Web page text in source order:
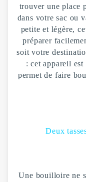
trouver une place
dans votre sac ou
petite et légère,
préparer
soit votre
: cet appareil
permet de faire
Deux
Une bouilloire ne